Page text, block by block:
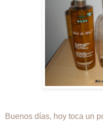
Buenos días, hoy toca un